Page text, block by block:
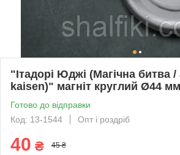
"Ітадорі Юджі (Магічна битва
kaisen)" магніт круглий Ø44 мм
Готово до відправки
Код: 13-1544
Опт і роздріб
40 ₴ 45 ₴